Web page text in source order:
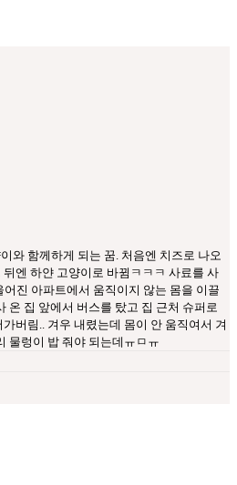
와 함께하게 되는 꿈. 처음엔 치즈로 나오
엔 하얀 고양이로 바뀜ㅋㅋㅋ 사료를 사
진 아파트에서 움직이지 않는 몸을 이끌
온 집 앞에서 버스를 탔고 집 근처 슈퍼로
버림.. 겨우 내렸는데 몸이 안 움직여서 겨
물렁이 밥 줘야 되는데ㅠㅁㅠ